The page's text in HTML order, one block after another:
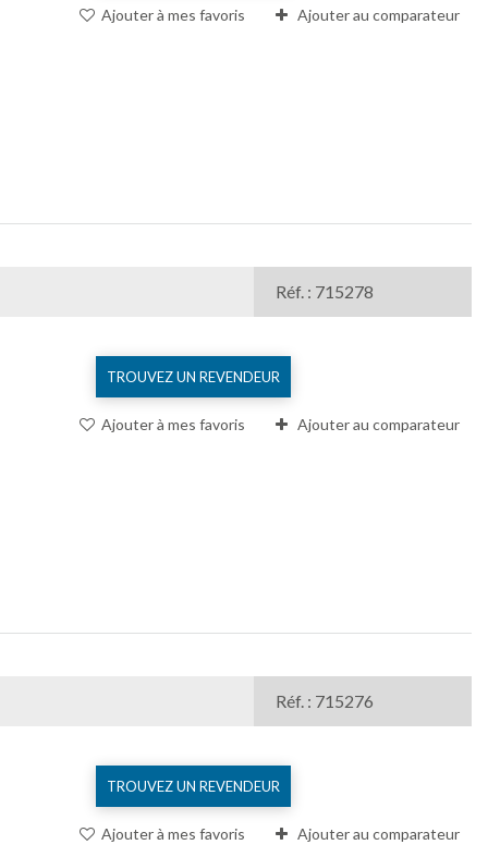
Ajouter à mes favoris Ajouter au comparateur
Réf. : 715278
TROUVEZ UN REVENDEUR
Ajouter à mes favoris Ajouter au comparateur
Réf. : 715276
TROUVEZ UN REVENDEUR
Ajouter à mes favoris Ajouter au comparateur